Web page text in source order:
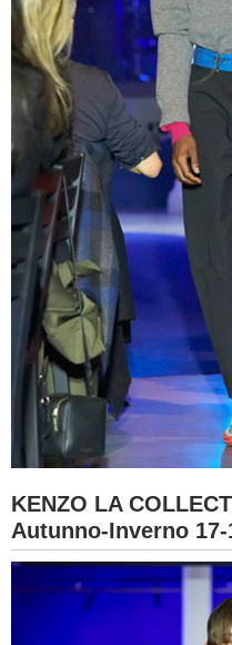
KENZO LA
Autunno-Inverno 17-